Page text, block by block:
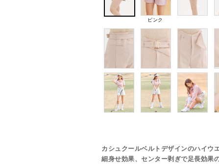
ピンク
カシュクールベルトデザインのハイウ
細身せ効果、センター剥ぎで足長効果